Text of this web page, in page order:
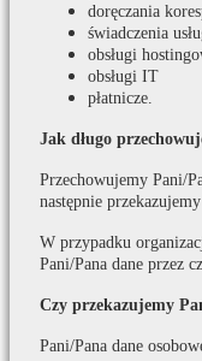
doręczania
świadczenia
obsługi
obsługi IT
płatnicze.
Jak długo
Przechowujemy Pani/
następnie
W przypadku
Pani/Pana dane przez
Czy przekazujemy
Pani/Pana dane